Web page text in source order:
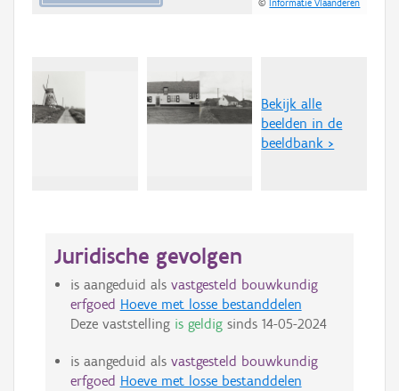
©Informatie Vlaanderen
Bekijk alle
beelden in de
beeldbank >
Juridische gevolgen
is aangeduid als vastgesteld bouwkundig
erfgoed Hoeve met losse bestanddelen
Deze vaststelling is geldigsinds 14-05-2024
is aangeduid als vastgesteld bouwkundig
erfgoed Hoeve met losse bestanddelen